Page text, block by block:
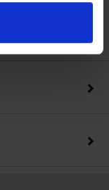
LA FIFA 2026™.